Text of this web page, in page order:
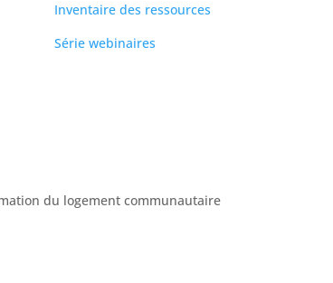
Inventaire des ressources
Série webinaires
du logement communautaire